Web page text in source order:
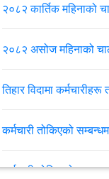
२०८२ कार्तिक महिनाको
२०८२ असोज महिनाको
तिहार विदामा कर्मचारीहरू
कर्मचारी तोकिएको
कर्मचारी तोकिएको